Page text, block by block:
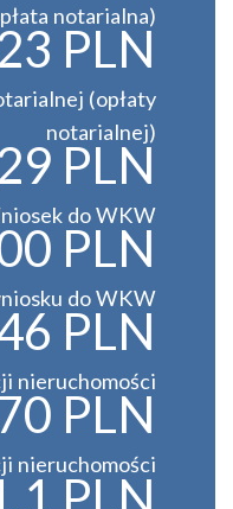
notarialna)
PLN
(opłaty
notarialnej)
PLN
do WKW
PLN
do WKW
PLN
nieruchomości
PLN
nieruchomości
PLN